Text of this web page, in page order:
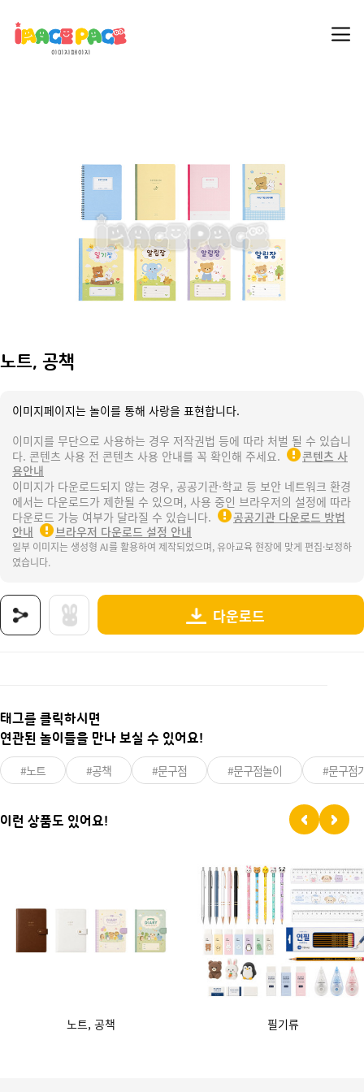
노트, 공책
이미지페이지는 놀이를 통해 사랑을 표현합니다.
이미지를 무단으로 사용하는 경우 저작권법 등에 따라 처벌 될 수 있습니
다. 콘텐츠 사용 전 콘텐츠 사용 안내를 꼭 확인해 주세요.
콘텐츠 사
용안내
이미지가 다운로드되지 않는 경우, 공공기관·학교 등 보안 네트워크 환경
에서는 다운로드가 제한될 수 있으며, 사용 중인 브라우저의 설정에 따라
다운로드 가능 여부가 달라질 수 있습니다.
공공기관 다운로드 방법
안내
브라우저 다운로드 설정 안내
일부 이미지는 생성형 AI를 활용하여 제작되었으며, 유아교육 현장에 맞게 편집·보정하
였습니다.
다운로드
태그를 클릭하시면
연관된 놀이들을 만나 보실 수 있어요!
#노트 #공책 #문구점 #문구점놀이 #문구점
이런 상품도 있어요!
노트, 공책 필기류